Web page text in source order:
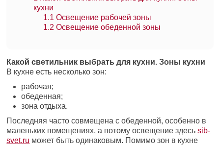
кухни
1.1 Освещение рабочей зоны
1.2 Освещение обеденной зоны
Какой светильник выбрать для кухни. Зоны кухни
В кухне есть несколько зон:
рабочая;
обеденная;
зона отдыха.
Последняя часто совмещена с обеденной, особенно в
маленьких помещениях, а потому освещение здесьsib-
svet.ru может быть одинаковым. Помимо зон в кухне